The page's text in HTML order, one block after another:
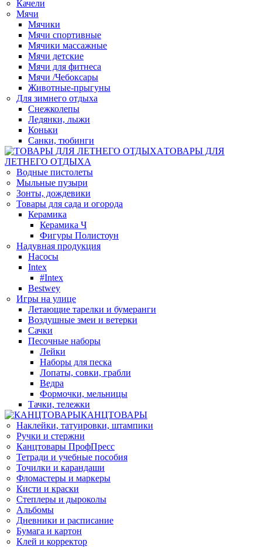
Качели
Мячи
Мячики
Мячи спортивные
Мячики массажные
Мячи детские
Мячи для фитнеса
Мячи /Чебоксары
Животные-прыгуны
Для зимнего отдыха
Снежколепы
Ледянки, лыжи
Коньки
Санки, тюбинги
ТОВАРЫ ДЛЯ
ЛЕТНЕГО ОТДЫХА
Водные пистолеты
Мыльные пузыри
Зонты, дождевики
Товары для сада и огорода
Керамика
Керамика Ч
Фигуры Полистоун
Надувная продукция
Насосы
Intex
#Intex
Bestwey
Игры на улице
Летающие тарелки и бумеранги
Воздушные змеи и ветерки
Сачки
Песочные наборы
Лейки
Наборы для песка
Лопаты, совки, грабли
Ведра
Формочки, мельницы
Тачки, тележки
КАНЦТОВАРЫ
Наклейки, татуировки, штампики
Ручки и стержни
Канцтовары ПрофПресс
Тетради и учебные пособия
Точилки и карандаши
Фломастеры и маркеры
Кисти и краски
Степлеры и дыроколы
Альбомы
Дневники и расписание
Бумага и картон
Клей и корректор